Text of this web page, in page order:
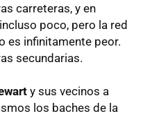
carreteras, y en
poco, pero la red
es infinitamente peor.
secundarias.
y sus vecinos a
los baches de la